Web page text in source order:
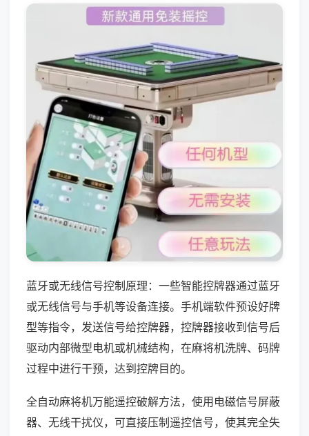
蓝牙或无线信号控制原理：一些智能控牌器通过蓝牙
或无线信号与手机等设备连接。手机端软件预设好牌
型等指令，发送信号给控牌器，控牌器接收到信号后
驱动内部微型电机或机械结构，在麻将机洗牌、码牌
过程中进行干预，达到控牌目的。
全自动麻将机万能遥控破解方法，使用电磁信号屏蔽
器、无线干扰仪，可直接压制遥控信号，使其完全失